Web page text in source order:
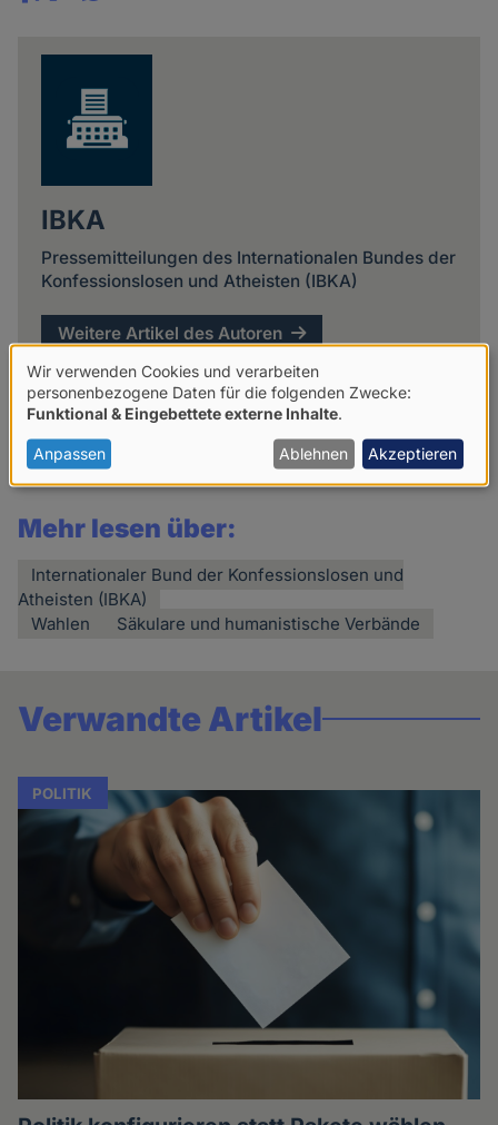
Share
IBKA
Pressemitteilungen des Internationalen Bundes der
Konfessionslosen und Atheisten (IBKA)
Weitere Artikel des Autoren
Mehr lesen über:
Internationaler Bund der Konfessionslosen und
Atheisten (IBKA)
Wahlen
Säkulare und humanistische Verbände
Verwandte Artikel
POLITIK
Verwendung
von
personenbezogenen
Daten
und
Wir verwenden Cookies und verarbeiten
personenbezogene Daten für die folgenden Zwecke:
Funktional & Eingebettete externe Inhalte
Anpassen Ablehnen Akzeptieren